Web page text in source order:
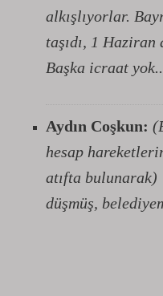
alkışlıyorlar.
taşıdı, 1 Haziran
Başka icraat
Aydın Coşkun:
hesap
atıfta bulunarak)
düşmüş,